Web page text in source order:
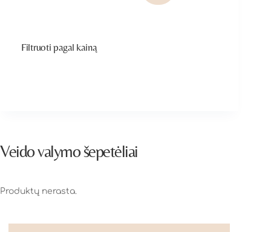
Veido valymo šepetėliai
Produktų nerasta.
Filtruoti pagal kainą